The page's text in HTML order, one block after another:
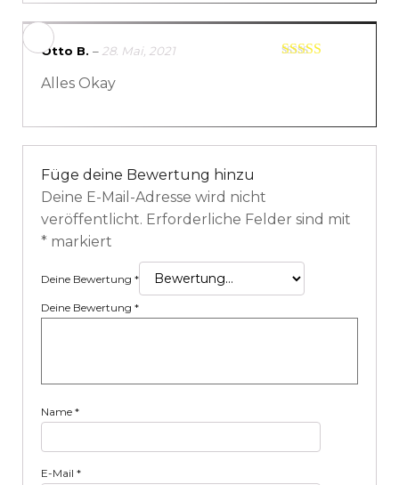
Otto B. – 28. Mai, 2021
Alles Okay
Füge deine Bewertung hinzu
Deine E-Mail-Adresse wird nicht
veröffentlicht. Erforderliche Felder sind mit
* markiert
Deine Bewertung *
Deine Bewertung *
Name *
E-Mail *